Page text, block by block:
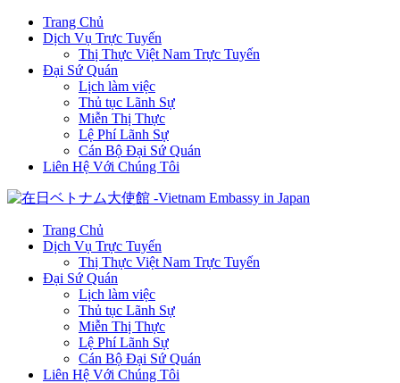
Trang Chủ
Dịch Vụ Trực Tuyến
Thị Thực Việt Nam Trực Tuyến
Đại Sứ Quán
Lịch làm việc
Thủ tục Lãnh Sự
Miễn Thị Thực
Lệ Phí Lãnh Sự
Cán Bộ Đại Sứ Quán
Liên Hệ Với Chúng Tôi
Trang Chủ
Dịch Vụ Trực Tuyến
Thị Thực Việt Nam Trực Tuyến
Đại Sứ Quán
Lịch làm việc
Thủ tục Lãnh Sự
Miễn Thị Thực
Lệ Phí Lãnh Sự
Cán Bộ Đại Sứ Quán
Liên Hệ Với Chúng Tôi